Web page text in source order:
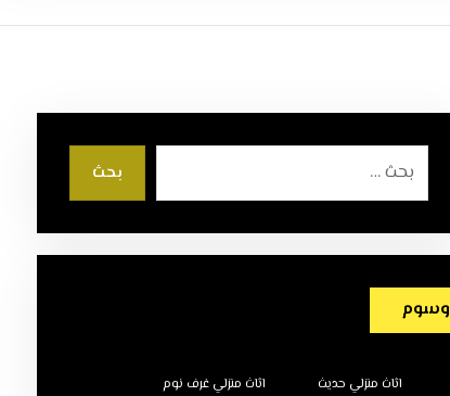
بحث
وسوم
اثاث منزلي حديث اثاث منزلي غرف نوم